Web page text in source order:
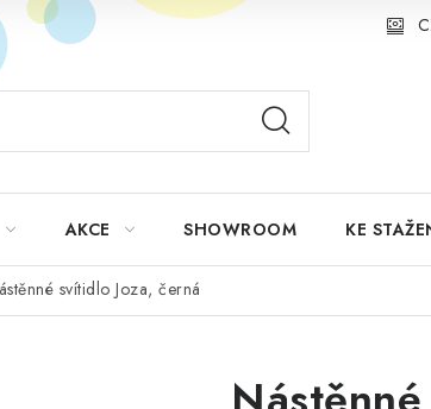
AKCE SHOWROOM KE
svítidlo Joza, černá